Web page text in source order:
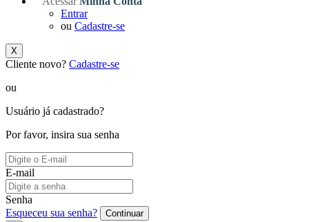
Entrar
ou Cadastre-se
X
Cliente novo? Cadastre-se
ou
Usuário já cadastrado?
Por favor, insira sua senha
E-mail
Senha
Esqueceu sua senha?
Continuar